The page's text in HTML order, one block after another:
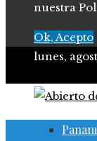
nuestra
Ok, Acepto
lunes,